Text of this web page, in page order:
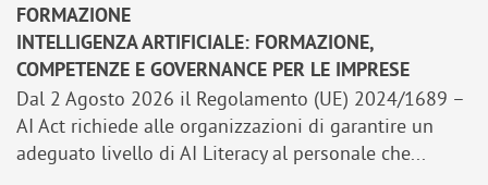
FORMAZIONE
INTELLIGENZA ARTIFICIALE: FORMAZIONE,
COMPETENZE E GOVERNANCE PER LE IMPRESE
Dal 2 Agosto 2026 il Regolamento (UE) 2024/1689 –
AI Act richiede alle organizzazioni di garantire un
adeguato livello di AI Literacy al personale che...